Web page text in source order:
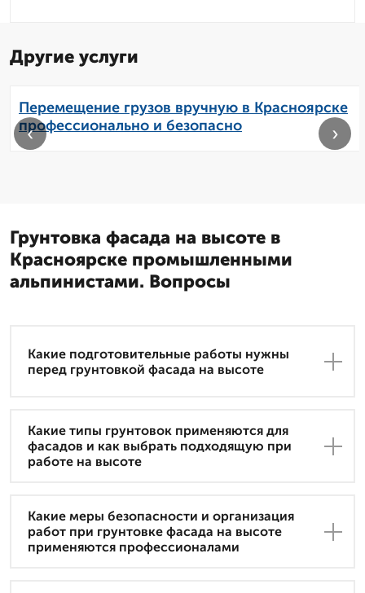
Другие услуги
Перемещение грузов вручную в Красноярске
профессионально и безопасно
‹ ›
Грунтовка фасада на высоте в
Красноярске промышленными
альпинистами. Вопросы
Какие подготовительные работы нужны
перед грунтовкой фасада на высоте
Какие типы грунтовок применяются для
фасадов и как выбрать подходящую при
работе на высоте
Какие меры безопасности и организация
работ при грунтовке фасада на высоте
применяются профессионалами